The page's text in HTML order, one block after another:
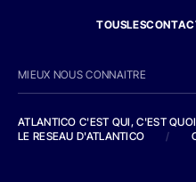
MIEUX NOUS CONNAITRE
ATLANTICO C'EST QUI, C'EST
LE RESEAU D'ATLANTICO
/